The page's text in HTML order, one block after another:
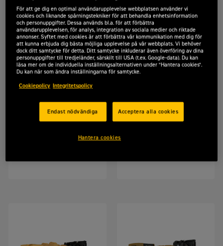
För att ge dig en optimal användarupplevelse webbplatsen använder vi
cookies och liknande spårningstekniker för att behandla enhetsinformation
och personuppgifter. Dessa används bl.a. för att förbättra
användarupplevelsen, för analys, integration av sociala medier och riktade
annonser. Syftet med cookies är att förbättra vår kommunikation med dig för
att kunna erbjuda dig bästa möjliga upplevelse på vår webbplats. Vi behöver
dock ditt samtycke för detta. Ditt samtycke inkluderar även överföring av dina
personuppgifter till tredjeländer, särskilt till USA (t.ex. Google-data). Du kan
läsa mer om de individuella inställningsalternativen under "Hantera cookies".
Du kan när som ändra inställningarna för samtycke.
Cookiepolicy Integritetspolicy
Endast nödvändiga Acceptera alla cookies
Hantera cookies